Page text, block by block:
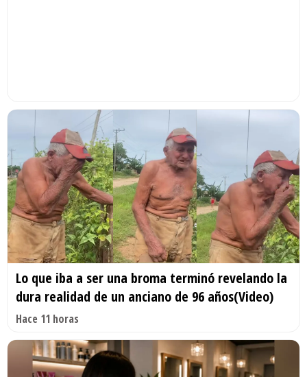
Lo que iba a ser una broma terminó revelando la
dura realidad de un anciano de 96 años(Video)
Hace 11 horas